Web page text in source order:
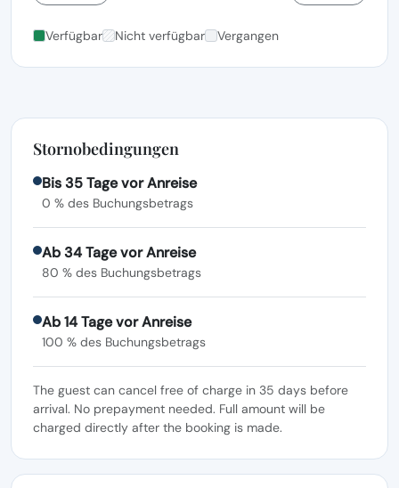
Verfügbar Nicht verfügbar Vergangen
Stornobedingungen
Bis 35 Tage vor Anreise
0 % des Buchungsbetrags
Ab 34 Tage vor Anreise
80 % des Buchungsbetrags
Ab 14 Tage vor Anreise
100 % des Buchungsbetrags
The guest can cancel free of charge in 35 days before
arrival. No prepayment needed. Full amount will be
charged directly after the booking is made.